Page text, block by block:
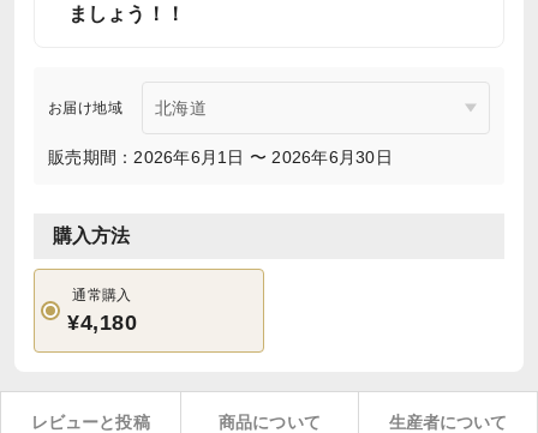
ましょう！！
お届け地域
販売期間：2026年6月1日 〜 2026年6月30日
購入方法
通常購入
¥4,180
レビューと投稿 商品について 生産者について